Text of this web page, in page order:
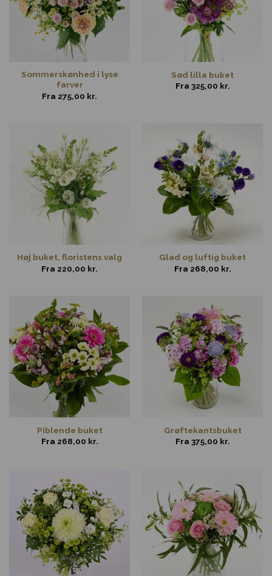
Sommerskønhed i lyse
farver
Fra 275,00 kr.
Sød lilla buket
Fra 325,00 kr.
Høj buket, floristens valg
Fra 220,00 kr.
Glad og luftig buket
Fra 268,00 kr.
Piblende buket
Fra 268,00 kr.
Grøftekantsbuket
Fra 375,00 kr.